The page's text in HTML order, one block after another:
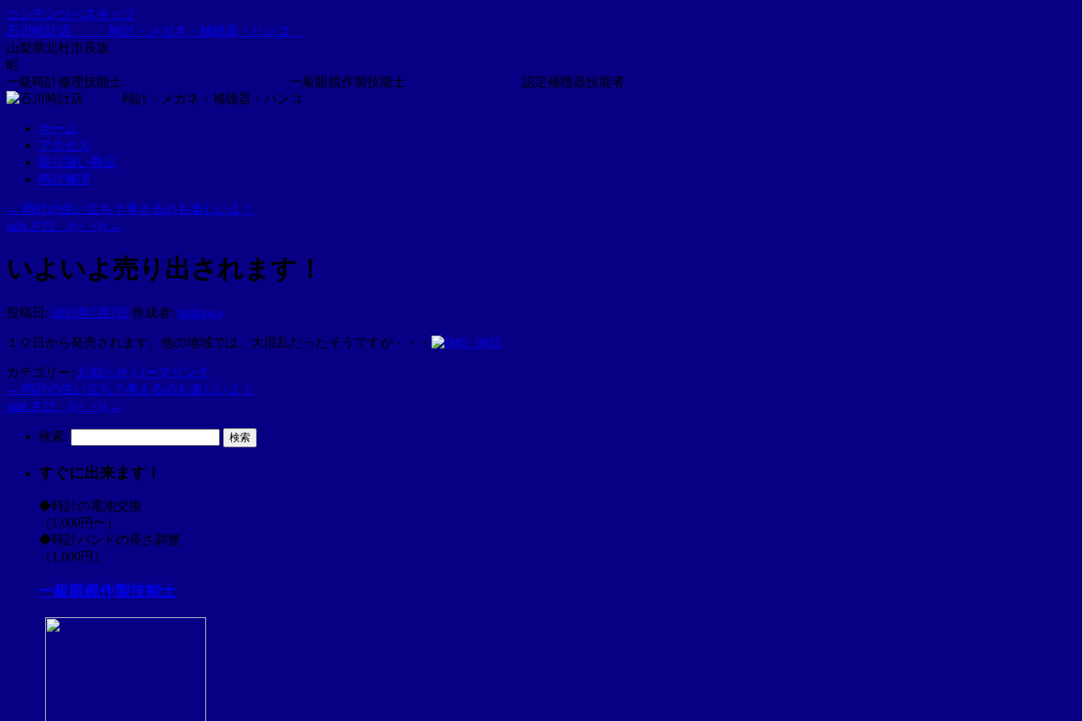
コンテンツへスキップ
石川時計店 時計・メガネ・補聴器・ハンコ
山梨県北杜市長坂
一級時計修理技能士 一級眼鏡作製技能士 認定補聴器技能者
ホーム
アクセス
取り扱い商品
時計修理
← 時計の生い立ち？考えるのも楽しいよ！
sabi さび ((+_+)) →
いよいよ売り出されます！
投稿日: 2015年7月7日 作成者: ishikawa
１０日から発売されます。他の地域では、大混乱だったそうですが・・・
カテゴリー: お知らせ パーマリンク
← 時計の生い立ち？考えるのも楽しいよ！
sabi さび ((+_+)) →
検索:
すぐに出来ます！
◆時計の電池交換
（1,000円〜）
◆時計バンドの長さ調整
（1,000円）
一級眼鏡作製技能士